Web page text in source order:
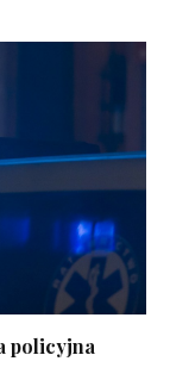
policyjna